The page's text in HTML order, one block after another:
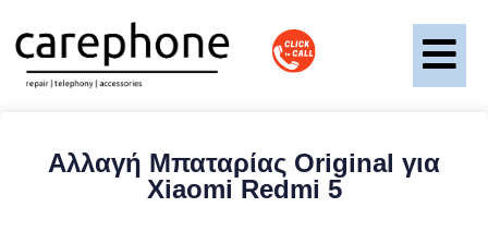
Αλλαγή Μπαταρίας Original για
Xiaomi Redmi 5